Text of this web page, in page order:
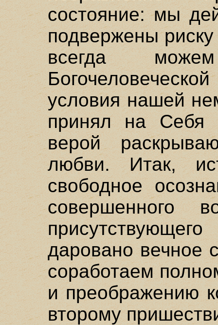
состояние: мы
подвержены риску
всегда
условия нашей
принял на Себя
верой
любви. Итак,
свободное
совершенного
даровано вечное
соработаем
и преображению
второму